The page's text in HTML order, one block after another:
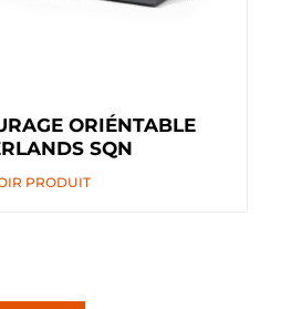
ORIÉNTABLE
SQN
PRODUIT